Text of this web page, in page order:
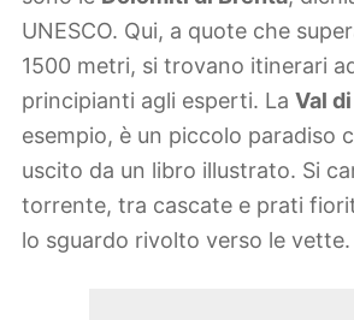
UNESCO. Qui, a quote che
1500 metri, si trovano itinerari
principianti agli esperti. La Val
esempio, è un piccolo paradiso
uscito da un libro illustrato. Si
torrente, tra cascate e prati
lo sguardo rivolto verso le vette.